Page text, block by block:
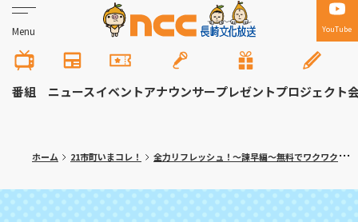
Menu YouTube
番組 ニュースイベントアナウンサープレゼントプロジェクト
ホーム 21市町いまコレ！ 全力リフレッシュ！～諫早編～無料でワクワク体験！大人の隠れ家カフェも